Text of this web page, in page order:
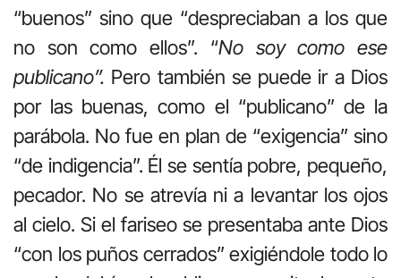
“buenos” sino que “despreciaban a los que
no son como ellos”. “No soy como ese
publicano”. Pero también se puede ir a Dios
por las buenas, como el “publicano” de la
parábola. No fue en plan de “exigencia” sino
“de indigencia”. Él se sentía pobre, pequeño,
pecador. No se atrevía ni a levantar los ojos
al cielo. Si el fariseo se presentaba ante Dios
“con los puños cerrados” exigiéndole todo lo